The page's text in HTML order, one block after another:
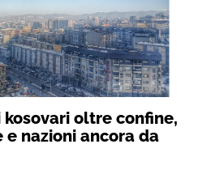
oltre confine,
nazioni ancora da